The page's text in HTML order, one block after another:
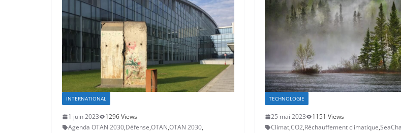
INTERNATIONAL
1 juin 2023
1296 Views
Agenda OTAN 2030,Défense,OTAN,OTAN 2030,
TECHNOLOGIE
25 mai 2023
1151 Views
Climat,CO2,Réchauffement climatique,